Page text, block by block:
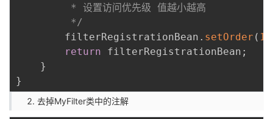
         * 设置访问优先级 值越小越高
         */
        filterRegistrationBean
. setOrder ( 1
return filterRegistrationBean ;
}
}
去掉MyFilter类中的注解